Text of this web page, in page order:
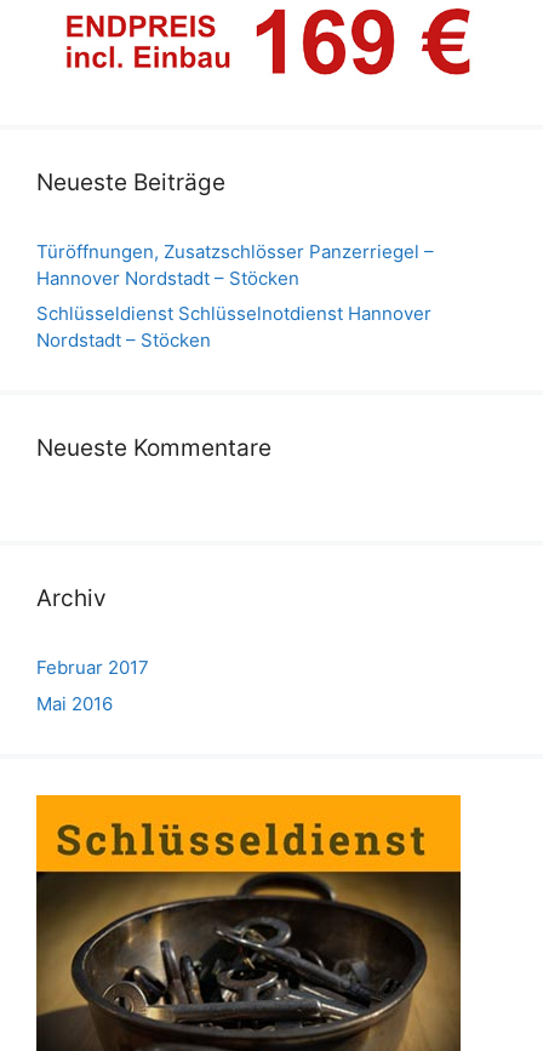
Neueste Beiträge
Türöffnungen, Zusatzschlösser Panzerriegel –
Hannover Nordstadt – Stöcken
Schlüsseldienst Schlüsselnotdienst Hannover
Nordstadt – Stöcken
Neueste Kommentare
Archiv
Februar 2017
Mai 2016